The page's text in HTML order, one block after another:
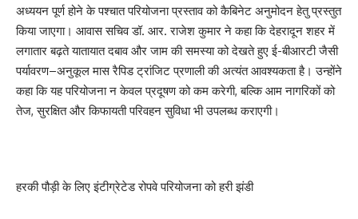
अध्ययन पूर्ण होने के पश्चात परियोजना प्रस्ताव को कैबिनेट अनुमोदन हेतु प्रस्तुत
किया जाएगा। आवास सचिव डॉ. आर. राजेश कुमार ने कहा कि देहरादून शहर में
लगातार बढ़ते यातायात दबाव और जाम की समस्या को देखते हुए ई-बीआरटी जैसी
पर्यावरण–अनुकूल मास रैपिड ट्रांजिट प्रणाली की अत्यंत आवश्यकता है। उन्होंने
कहा कि यह परियोजना न केवल प्रदूषण को कम करेगी, बल्कि आम नागरिकों को
तेज, सुरक्षित और किफायती परिवहन सुविधा भी उपलब्ध कराएगी।
हरकी पौड़ी के लिए इंटीग्रेटेड रोपवे परियोजना को हरी झंडी